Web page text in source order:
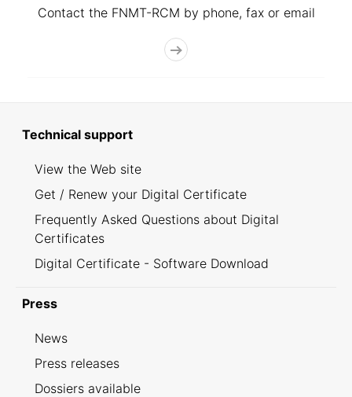
Contact the FNMT-RCM by phone, fax or email
Technical support
View the Web site
Get / Renew your Digital Certificate
Frequently Asked Questions about Digital
Certificates
Digital Certificate - Software Download
Press
News
Press releases
Dossiers available